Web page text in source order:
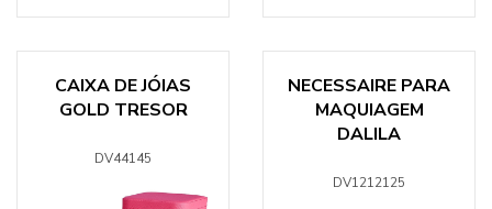
CAIXA DE JÓIAS
GOLD TRESOR
DV44145
NECESSAIRE PARA
MAQUIAGEM
DALILA
DV1212125